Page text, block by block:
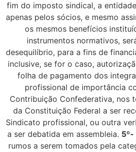
fim do imposto sindical, a
apenas pelos sócios, e mesmo
os mesmos benefícios
instrumentos normativos,
desequilíbrio, para a fins de
inclusive, se for o caso,
folha de pagamento dos
profissional de importância
Contribuição Confederativa, nos
da Constituição Federal a ser
Sindicato profissional, ou outra
a ser debatida em assembleia. 5º-
rumos a serem tomados pela